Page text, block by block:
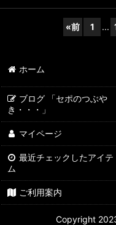
«前 1 ...
ホーム
ブログ 「セポのつぶや
き・・・」
マイページ
最近チェックしたアイテ
ム
ご利用案内
Copyright